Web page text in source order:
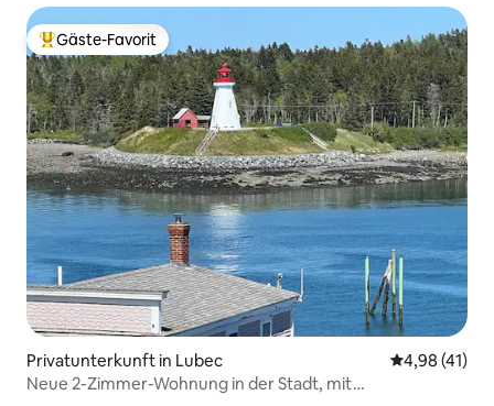
Beliebter Gäste-Favorit.
Gäste-Favorit
Privatunterkunft in Lubec
4,98 (41)
Neue 2-Zimmer-Wohnung in der Stadt, mit